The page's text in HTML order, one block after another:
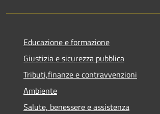
Educazione e formazione
Giustizia e sicurezza pubblica
Tributi,finanze e contravvenzioni
Ambiente
Salute, benessere e assistenza